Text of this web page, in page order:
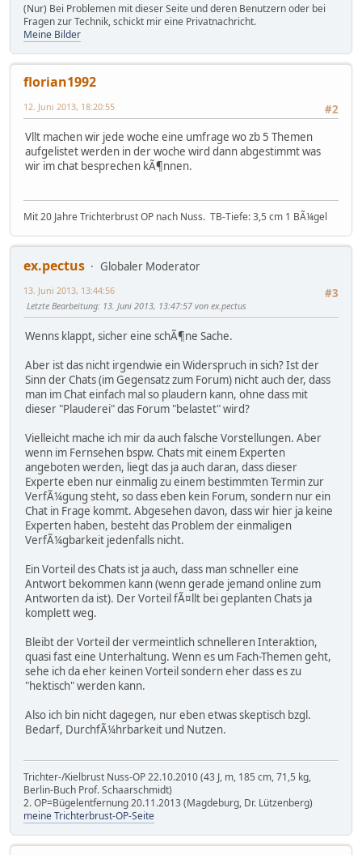
(Nur) Bei Problemen mit dieser Seite und deren Benutzern oder bei
Fragen zur Technik, schickt mir eine Privatnachricht.
Meine Bilder
florian1992
#2
12. Juni 2013, 18:20:55
Vllt machen wir jede woche eine umfrage wo zb 5 Themen
aufgelistet werden in der woche wird dann abgestimmt was
wir im chat besprechen kÃ¶nnen.
Mit 20 Jahre Trichterbrust OP nach Nuss. TB-Tiefe: 3,5 cm 1 BÃ¼gel
ex.pectus
Globaler Moderator
#3
13. Juni 2013, 13:44:56
Letzte Bearbeitung: 13. Juni 2013, 13:47:57 von ex.pectus
Wenns klappt, sicher eine schÃ¶ne Sache.
Aber ist das nicht irgendwie ein Widerspruch in sich? Ist der
Sinn der Chats (im Gegensatz zum Forum) nicht auch der, dass
man im Chat einfach mal so plaudern kann, ohne dass mit
dieser "Plauderei" das Forum "belastet" wird?
Vielleicht mache ich mir da auch falsche Vorstellungen. Aber
wenn im Fernsehen bspw. Chats mit einem Experten
angeboten werden, liegt das ja auch daran, dass dieser
Experte eben nur einmalig zu einem bestimmten Termin zur
VerfÃ¼gung steht, so dass eben kein Forum, sondern nur ein
Chat in Frage kommt. Abgesehen davon, dass wir hier ja keine
Experten haben, besteht das Problem der einmaligen
VerfÃ¼gbarkeit jedenfalls nicht.
Ein Vorteil des Chats ist ja auch, dass man schneller eine
Antwort bekommen kann (wenn gerade jemand online zum
Antworten da ist). Der Vorteil fÃ¤llt bei geplanten Chats ja
komplett weg.
Bleibt der Vorteil der vermeintlich schnelleren Interaktion,
quasi fast eine Unterhaltung. Wenn es um Fach-Themen geht,
sehe ich da eher keinen Vorteil sondern eher dass es zu
"hektisch" werden kann.
Also ich bin nicht dagegen, nur eben etwas skeptisch bzgl.
Bedarf, DurchfÃ¼hrbarkeit und Nutzen.
Trichter-/Kielbrust Nuss-OP 22.10.2010 (43 J, m, 185 cm, 71,5 kg,
Berlin-Buch Prof. Schaarschmidt)
2. OP=Bügelentfernung 20.11.2013 (Magdeburg, Dr. Lützenberg)
meine Trichterbrust-OP-Seite